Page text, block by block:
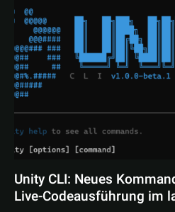
Unity CLI: Neues
Live-Codeausführung im